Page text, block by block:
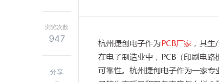
浏览次数
947
分享
杭州捷创电子作为PCB厂家 ，其
在电子制造业中，PCB（印刷电
可靠性。杭州捷创电子作为一家